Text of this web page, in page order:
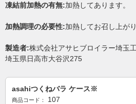
凍結前加熱の有無:加熱してあります。
加熱調理の必要性:加熱してお召し上が
製造者:株式会社アサヒブロイラー埼玉
埼玉県日高市大谷沢275
asahiつくねバラ ケース※
商品コード： 107